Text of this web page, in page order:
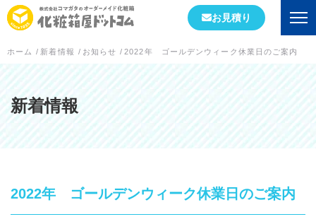
会社情報
初めての方へ
会社概要
工場案内
お見積り
ホーム / 新着情報 / お知らせ / 2022年 ゴールデンウィーク休業日のご案内
新着情報
2022年 ゴールデンウィーク休業日のご案内